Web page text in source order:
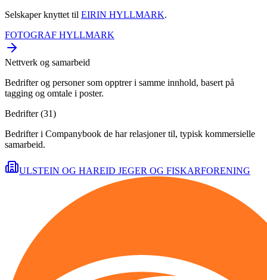
Selskaper knyttet til EIRIN HYLLMARK.
FOTOGRAF HYLLMARK
Nettverk og samarbeid
Bedrifter og personer som opptrer i samme innhold, basert på
tagging og omtale i poster.
Bedrifter (31)
Bedrifter i Companybook de har relasjoner til, typisk kommersielle
samarbeid.
ULSTEIN OG HAREID JEGER OG FISKARFORENING